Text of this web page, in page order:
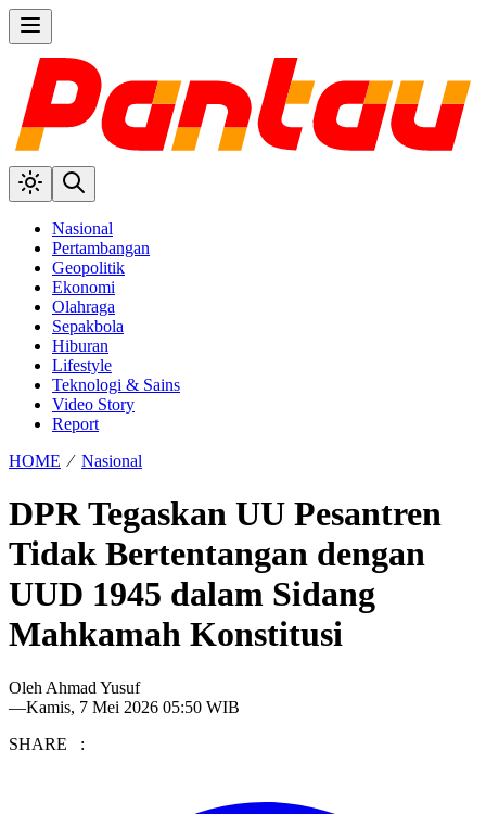
Nasional
Pertambangan
Geopolitik
Ekonomi
Olahraga
Sepakbola
Hiburan
Lifestyle
Teknologi & Sains
Video Story
Report
HOME ⁄ Nasional
DPR Tegaskan UU Pesantren
Tidak Bertentangan dengan
UUD 1945 dalam Sidang
Mahkamah Konstitusi
Oleh Ahmad Yusuf
—Kamis, 7 Mei 2026 05:50 WIB
SHARE :